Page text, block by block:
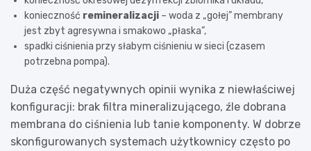
konieczność remineralizacji – woda z „gołej” membrany
jest zbyt agresywna i smakowo „płaska”,
spadki ciśnienia przy słabym ciśnieniu w sieci (czasem
potrzebna pompa).
Duża część negatywnych opinii wynika z niewłaściwej
konfiguracji: brak filtra mineralizującego, źle dobrana
membrana do ciśnienia lub tanie komponenty. W dobrze
skonfigurowanych systemach użytkownicy często po